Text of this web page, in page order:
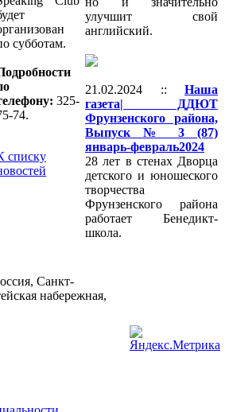
субботам.
325-
74.
списку
улучшит свой
английский.
21.02.2024 :: Наша
газета| ДДЮТ
Фрунзенского района,
Выпуск № 3 (87)
январь-февраль2024
28 лет в стенах Дворца
детского и юношеского
творчества
Фрунзенского района
работает Бенедикт-
школа.
Санкт-
набережная,